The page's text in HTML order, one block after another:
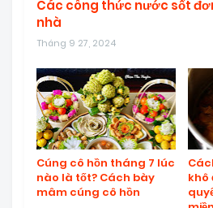
Các công thức nước sốt
nhà
Tháng 9 27, 2024
Cúng cô hồn tháng 7 lúc
nào là tốt? Cách bày
mâm cúng cô hồn
khô